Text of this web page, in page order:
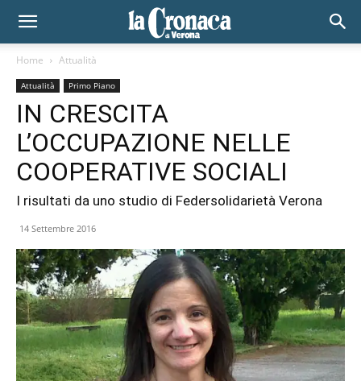
Home Attualità
Attualità Primo Piano
IN CRESCITA
L’OCCUPAZIONE NELLE
COOPERATIVE SOCIALI
I risultati da uno studio di Federsolidarietà Verona
14 Settembre 2016